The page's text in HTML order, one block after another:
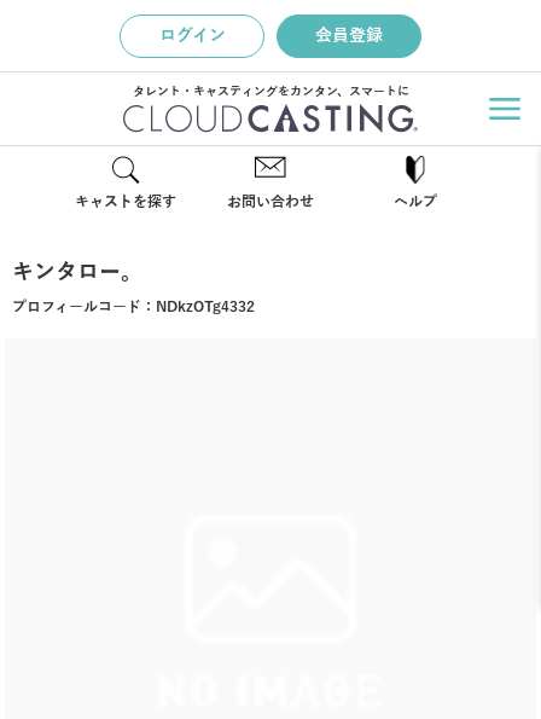
ログイン 会員登録
タレント・キャスティングをカンタン、スマートに
キャストを探す お問い合わせ ヘルプ
キンタロー。
プロフィールコード： NDkzOTg4332